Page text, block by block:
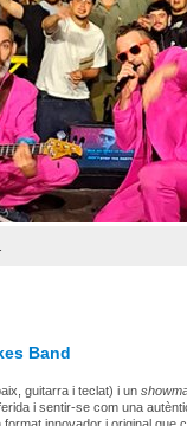
Band
guitarra i teclat) i un
i sentir-se com una